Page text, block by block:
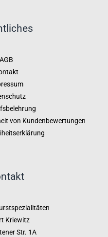
AGB
von Kundenbewertungen
Kriewitz
Str. 1A